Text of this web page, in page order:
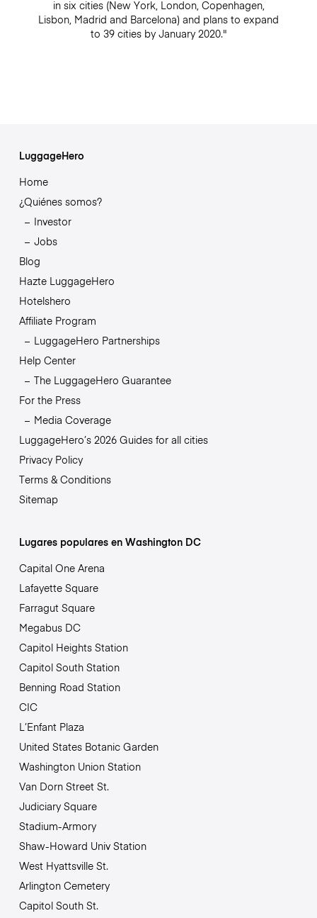
in six cities (New York, London, Copenhagen,
Lisbon, Madrid and Barcelona) and plans to expand
to 39 cities by January 2020."
LuggageHero
Home
¿Quiénes somos?
Investor
Jobs
Blog
Hazte LuggageHero
Hotelshero
Affiliate Program
LuggageHero Partnerships
Help Center
The LuggageHero Guarantee
For the Press
Media Coverage
LuggageHero’s 2026 Guides for all cities
Privacy Policy
Terms & Conditions
Sitemap
Lugares populares en Washington DC
Capital One Arena
Lafayette Square
Farragut Square
Megabus DC
Capitol Heights Station
Capitol South Station
Benning Road Station
CIC
L’Enfant Plaza
United States Botanic Garden
Washington Union Station
Van Dorn Street St.
Judiciary Square
Stadium-Armory
Shaw-Howard Univ Station
West Hyattsville St.
Arlington Cemetery
Capitol South St.